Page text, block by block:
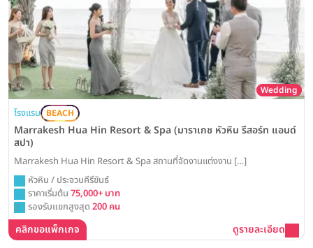
Wedding
โรงแรม BEACH
Marrakesh Hua Hin Resort & Spa (มาราเกช หัวหิน รีสอร์ท แอนด์
สปา)
Marrakesh Hua Hin Resort & Spa สถานที่จัดงานแต่งงาน […]
หัวหิน / ประจวบคีรีขันธ์
ราคาเริ่มต้น 75,000+ บาท
รองรับแขกสูงสุด 200 คน
คลิกขอแพ็กเกจ ดูรายละเอียด